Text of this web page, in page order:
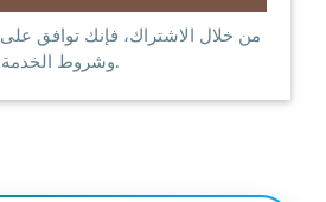
من خلال الاشتراك، فإنك توافق على
وشروط الخدمة.